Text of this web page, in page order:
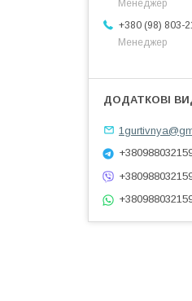
Менеджер
+380 (98) 803-
Менеджер